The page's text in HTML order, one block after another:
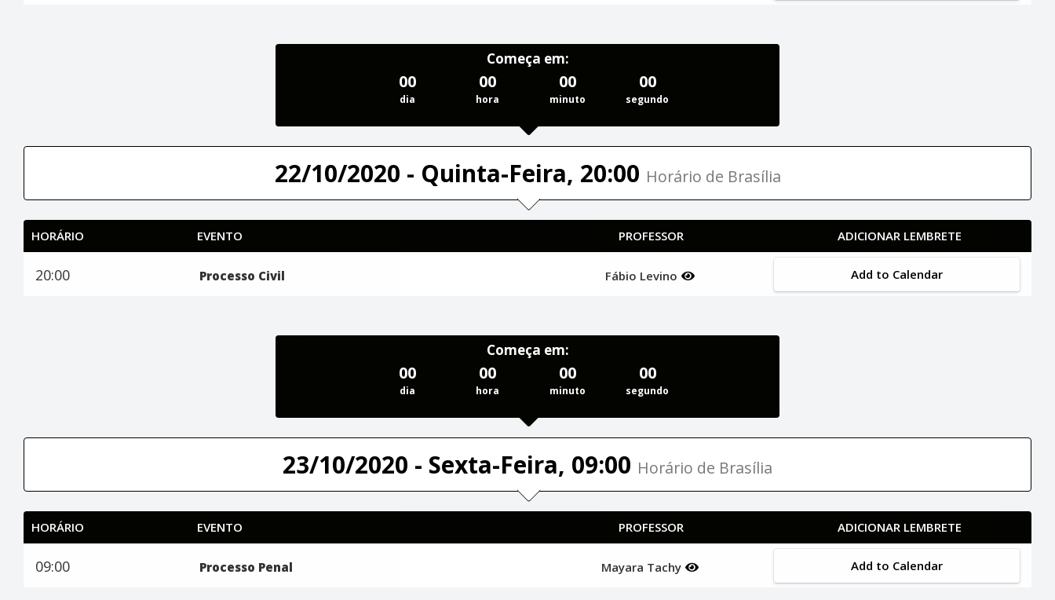
Começa em:
00
dia
00
hora
00
minuto
00
segundo
22/10/2020 - Quinta-Feira, 20:00 Horário de Brasília
HORÁRIO EVENTO PROFESSOR ADICIONAR LEMBRETE
20:00 Processo Civil Fábio Levino Add to Calendar
Começa em:
00
dia
00
hora
00
minuto
00
segundo
23/10/2020 - Sexta-Feira, 09:00 Horário de Brasília
HORÁRIO EVENTO PROFESSOR ADICIONAR LEMBRETE
09:00 Processo Penal Mayara Tachy Add to Calendar